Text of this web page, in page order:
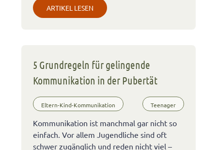
ARTIKEL LESEN
5 Grundregeln für gelingende
Kommunikation in der Pubertät
Eltern-Kind-Kommunikation Teenager
Kommunikation ist manchmal gar nicht so
einfach. Vor allem Jugendliche sind oft
schwer zugänglich und reden nicht viel –